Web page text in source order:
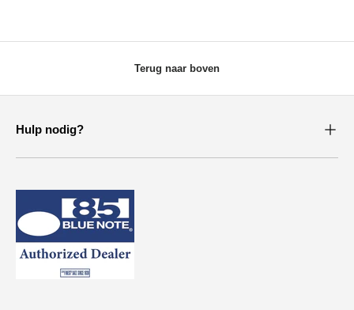
Terug naar boven
Hulp nodig?